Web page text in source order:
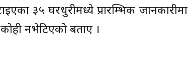
३५ घरधुरीमध्ये प्रारम्भिक जानकारीमा
नभेटिएको बताए ।